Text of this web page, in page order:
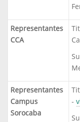
Representantes
CCA
Representantes
Campus
Sorocaba
-